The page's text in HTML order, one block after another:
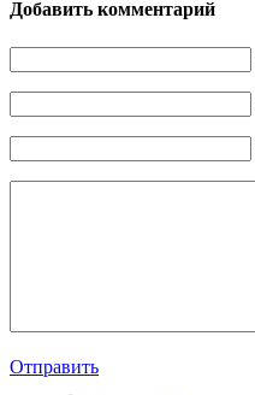
Добавить комментарий
Отправить